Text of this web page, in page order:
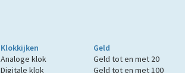
Klokkijken
Analoge klok
Digitale klok
Geld
Geld tot en met 20
Geld tot en met 100